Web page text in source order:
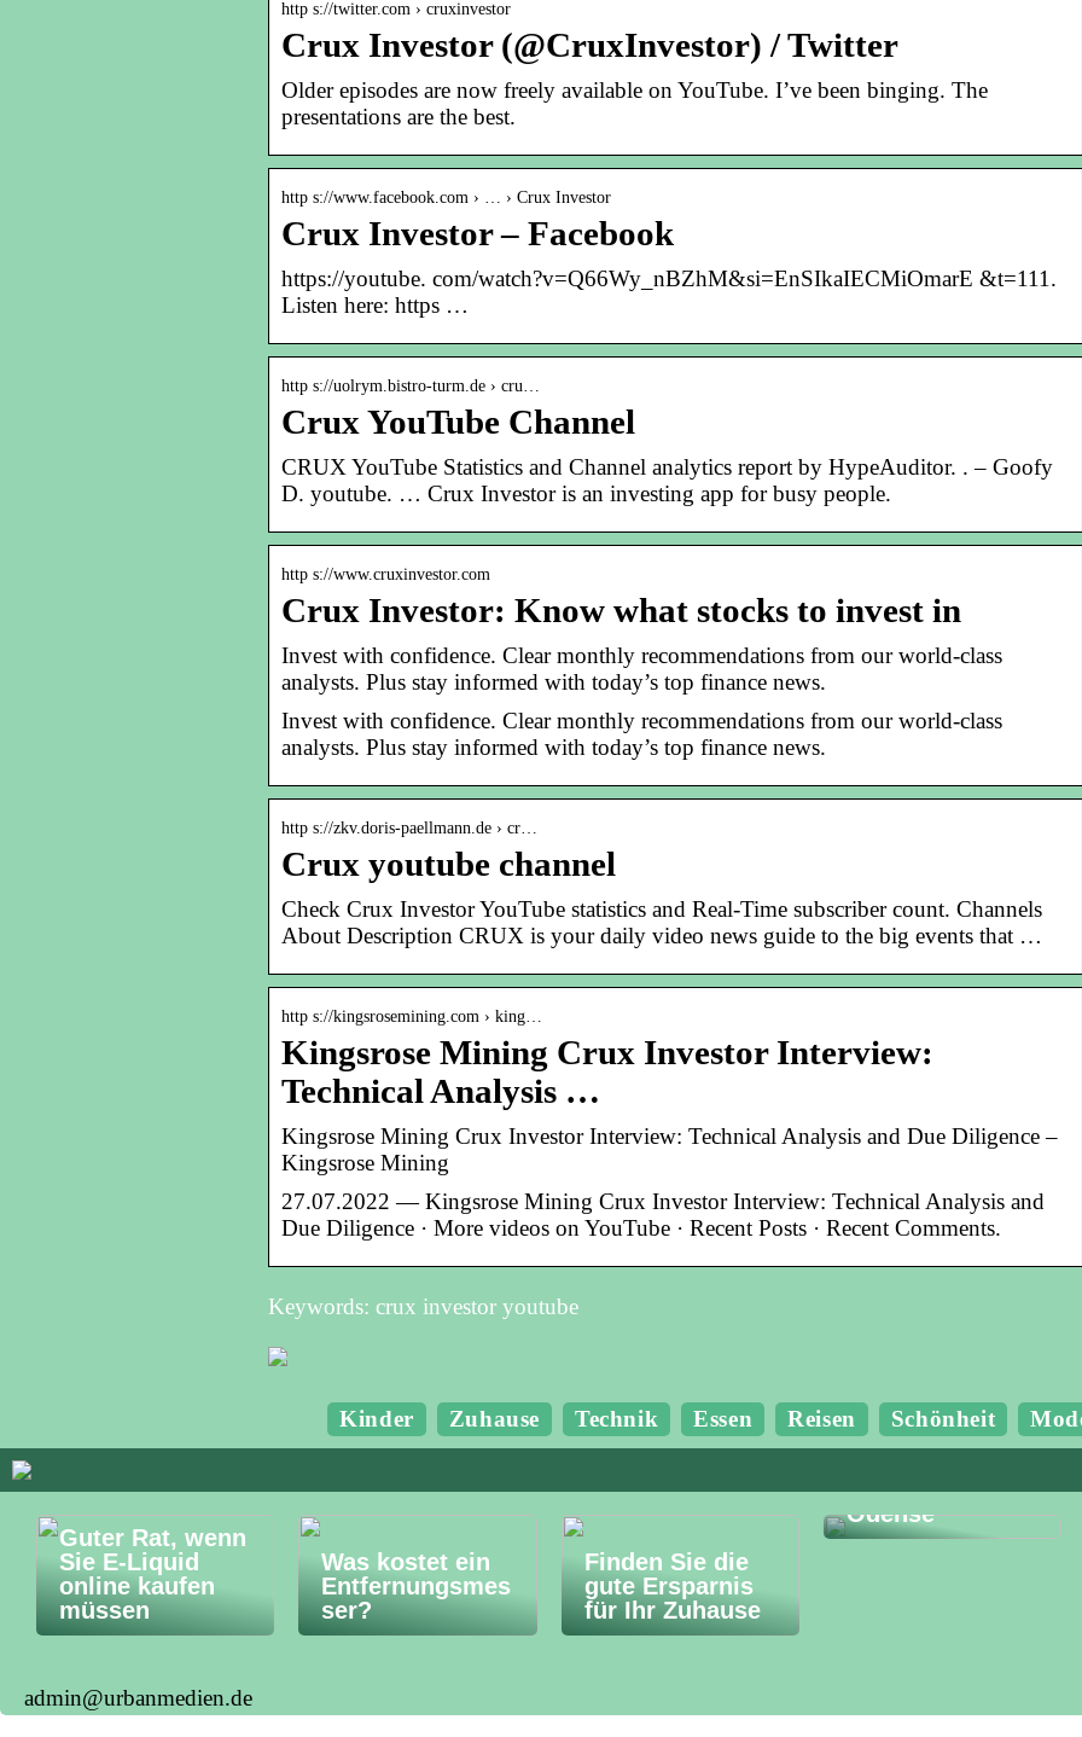
http s://twitter.com › cruxinvestor
Crux Investor (@CruxInvestor) / Twitter
Older episodes are now freely available on YouTube. I’ve been binging. The
presentations are the best.
http s://www.facebook.com › … › Crux Investor
Crux Investor – Facebook
https://youtube. com/watch?v=Q66Wy_nBZhM&si=EnSIkaIECMiOmarE &t=111.
Listen here: https …
http s://uolrym.bistro-turm.de › cru…
Crux YouTube Channel
CRUX YouTube Statistics and Channel analytics report by HypeAuditor. . – Goofy
D. youtube. … Crux Investor is an investing app for busy people.
http s://www.cruxinvestor.com
Crux Investor: Know what stocks to invest in
Invest with confidence. Clear monthly recommendations from our world-class
analysts. Plus stay informed with today’s top finance news.
Invest with confidence. Clear monthly recommendations from our world-class
analysts. Plus stay informed with today’s top finance news.
http s://zkv.doris-paellmann.de › cr…
Crux youtube channel
Check Crux Investor YouTube statistics and Real-Time subscriber count. Channels
About Description CRUX is your daily video news guide to the big events that …
http s://kingsrosemining.com › king…
Kingsrose Mining Crux Investor Interview:
Technical Analysis …
Kingsrose Mining Crux Investor Interview: Technical Analysis and Due Diligence –
Kingsrose Mining
27.07.2022 — Kingsrose Mining Crux Investor Interview: Technical Analysis and
Due Diligence · More videos on YouTube · Recent Posts · Recent Comments.
Keywords: crux investor youtube
Kinder Zuhause Technik Essen Reisen Schönheit
Guter Rat, wenn
Sie E-Liquid
online kaufen
müssen
Was kostet ein
Entfernungsmes
ser?
Finden Sie die
gute Ersparnis
für Ihr Zuhause
he Erlebnisse in
Odense
admin@urbanmedien.de